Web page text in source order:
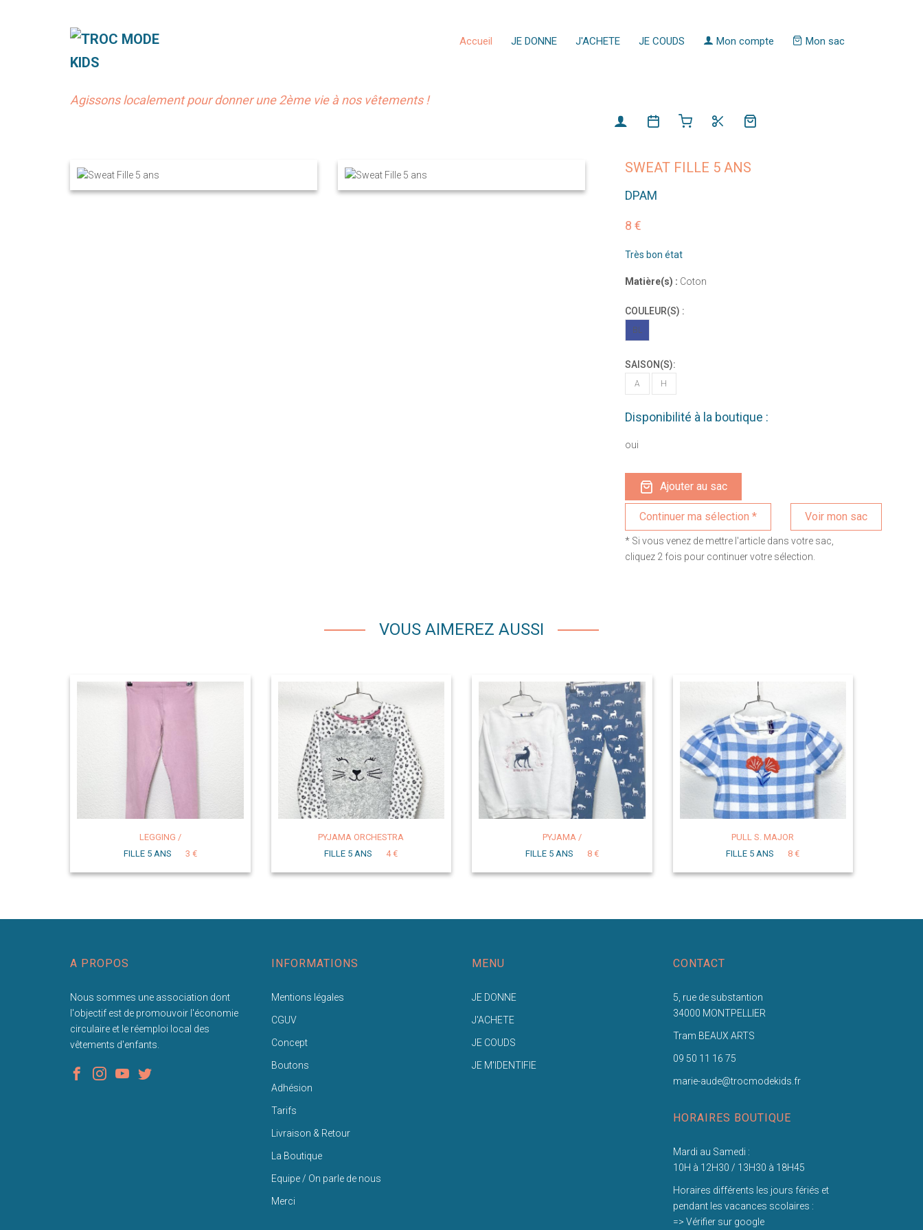
Accueil JE DONNE J'ACHETE JE COUDS Mon compte Mon sac
Agissons localement pour donner une 2ème vie à nos vêtements !
SWEAT FILLE 5 ANS
DPAM
8 €
Très bon état
Matière(s) : Coton
COULEUR(S) :
BL
SAISON(S):
A H
Disponibilité à la boutique :
oui
Ajouter au sac
Voir mon sac
* Si vous venez de mettre l'article dans votre sac,
cliquez 2 fois pour continuer votre sélection.
VOUS AIMEREZ AUSSI
LEGGING /
FILLE 5 ANS
3 €
PYJAMA ORCHESTRA
FILLE 5 ANS
4 €
PYJAMA /
FILLE 5 ANS
8 €
PULL S. MAJOR
FILLE 5 ANS
8 €
A PROPOS
Nous sommes une association dont
l'objectif est de promouvoir l'économie
circulaire et le réemploi local des
vêtements d'enfants.
INFORMATIONS
Mentions légales
CGUV
Concept
Boutons
Adhésion
Tarifs
Livraison & Retour
La Boutique
Equipe / On parle de nous
Merci
MENU
JE DONNE
J'ACHETE
JE COUDS
JE M'IDENTIFIE
CONTACT
5, rue de substantion
34000 MONTPELLIER
Tram BEAUX ARTS
09 50 11 16 75
marie-aude@trocmodekids.fr
HORAIRES BOUTIQUE
Mardi au Samedi :
10H à 12H30 / 13H30 à 18H45
Horaires différents les jours fériés et
pendant les vacances scolaires :
=> Vérifier sur google